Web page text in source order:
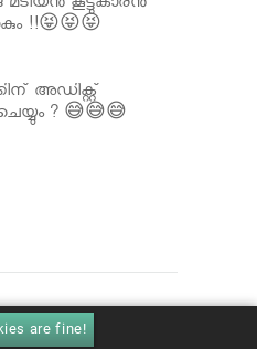
!!😝😝😝
അഡിക്റ്റ്
? 😅😅😅
are fine!